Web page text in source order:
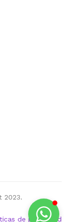
2023.
de privacidad